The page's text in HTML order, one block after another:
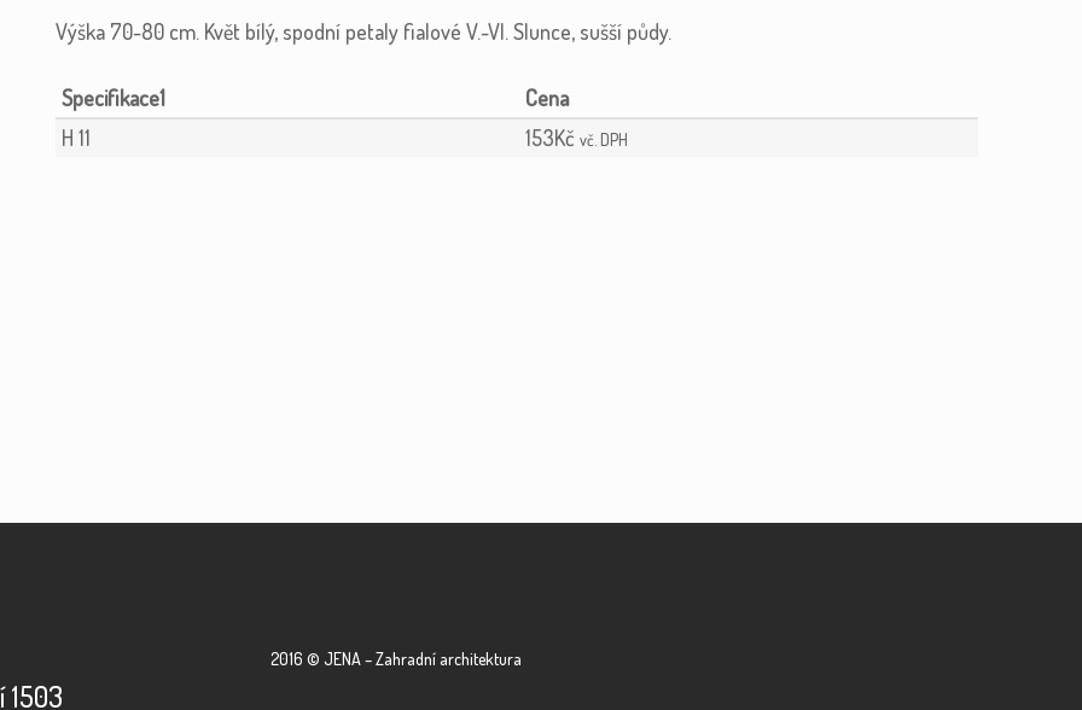
Výška 70-80 cm. Květ bílý, spodní petaly fialové V.-VI. Slunce, sušší půdy.
Specifikace1
H 11
153Kč vč. DPH
1503
2016 © JENA – Zahradní architektura